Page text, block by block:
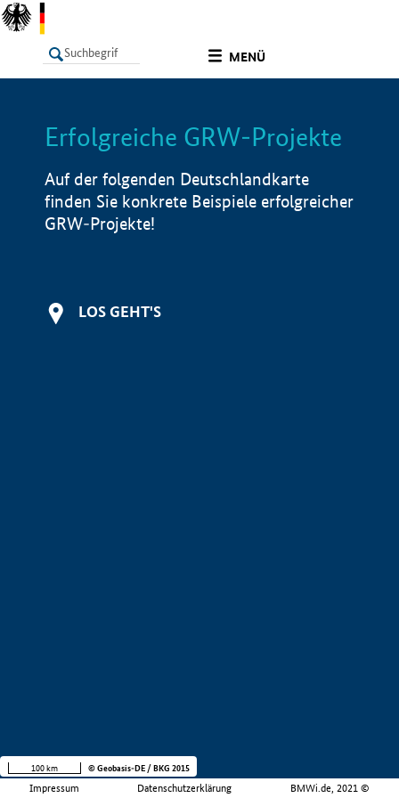
MENÜ
LISTE Info
Erfolgreiche GRW-Projekte
Auf der folgenden Deutschlandkarte
finden Sie konkrete Beispiele erfolgreicher
GRW-Projekte!
LOS GEHT'S
Impressum Datenschutzerklärung BMWi.de, 2021 ©
100 km © Geobasis-DE / BKG 2015